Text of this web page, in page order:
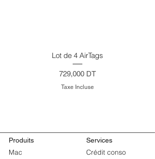
Lot de 4 AirTags
Prix
729,000 DT
Taxe Incluse
Produits
Mac
Services
Crédit conso